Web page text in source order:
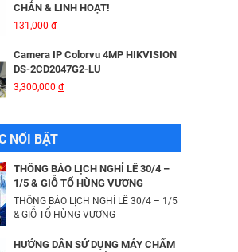
Bộ Lưu Điện Santak C10KS‑LCD
53,678,000
Bộ lưu điện UPS Online SANTAK
33,501,000đ
Camera IP Wifi 2MP UNIARCH T1L-
2WT Kèm Thẻ Nhớ IMOU 64GB |
Xem Từ Xa | Dễ Lắp Đặt
425,000 đ
Camera IP Wifi 2MP UNIARCH UHO-
CHẮN & LINH HOẠT!
131,000 đ
Camera IP Colorvu 4MP HIKVISION
DS-2CD2047G2-LU
3,300,000 đ
Camera IP 4MP HIKVISION DS-
2CD2043G2-IU
2,376,000 đ
Camera IP Dome 4.0 Megapixel
HIKVISION DS-2CD2346G2-ISU/SL​
3,256,000 đ
NỔI BẬT
THÔNG BÁO LỊCH NGHỈ LỄ 30/4 –
1/5 & GIỖ TỔ HÙNG VƯƠNG
THÔNG BÁO LỊCH NGHỈ LỄ 30/4 – 1/5
& GIỖ TỔ HÙNG VƯƠNG
HƯỚNG DẪN SỬ DỤNG MÁY CHẤM